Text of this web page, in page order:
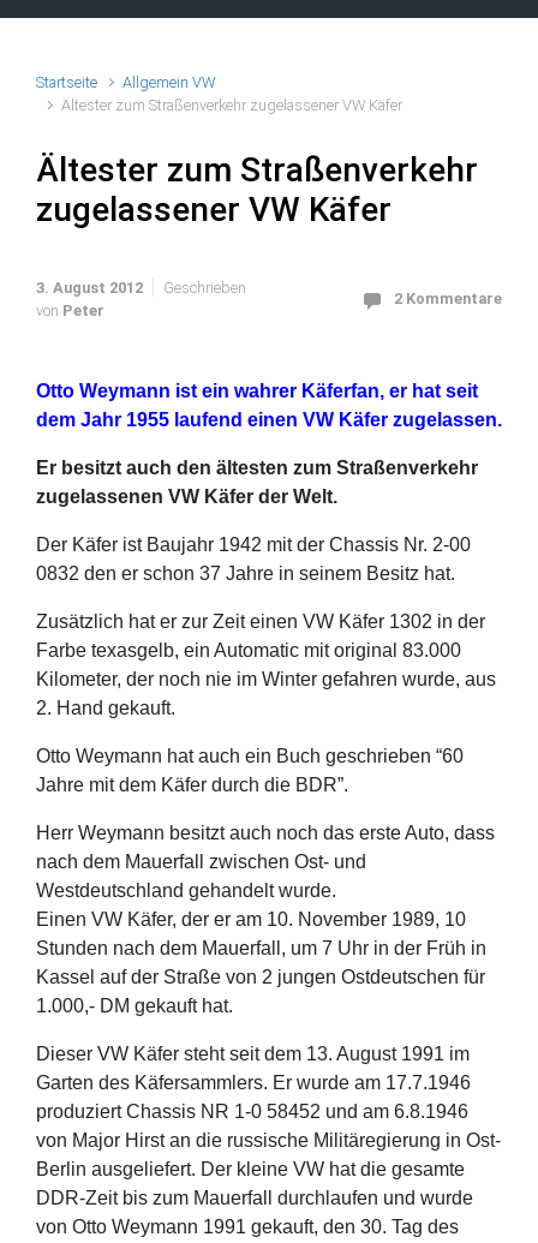
Startseite
Allgemein VW
Ältester zum Straßenverkehr zugelassener VW Käfer
Ältester zum Straßenverkehr
zugelassener VW Käfer
3. August 2012
Geschrieben
von Peter
2 Kommentare
Otto Weymann ist ein wahrer Käferfan, er hat seit
dem Jahr 1955 laufend einen VW Käfer zugelassen.
Er besitzt auch den ältesten zum Straßenverkehr
zugelassenen VW Käfer der Welt.
Der Käfer ist Baujahr 1942 mit der Chassis Nr. 2-00
0832 den er schon 37 Jahre in seinem Besitz hat.
Zusätzlich hat er zur Zeit einen VW Käfer 1302 in der
Farbe texasgelb, ein Automatic mit original 83.000
Kilometer, der noch nie im Winter gefahren wurde, aus
2. Hand gekauft.
Otto Weymann hat auch ein Buch geschrieben “60
Jahre mit dem Käfer durch die BDR”.
Herr Weymann besitzt auch noch das erste Auto, dass
nach dem Mauerfall zwischen Ost- und
Westdeutschland gehandelt wurde.
Einen VW Käfer, der er am 10. November 1989, 10
Stunden nach dem Mauerfall, um 7 Uhr in der Früh in
Kassel auf der Straße von 2 jungen Ostdeutschen für
1.000,- DM gekauft hat.
Dieser VW Käfer steht seit dem 13. August 1991 im
Garten des Käfersammlers. Er wurde am 17.7.1946
produziert Chassis NR 1-0 58452 und am 6.8.1946
von Major Hirst an die russische Militäregierung in Ost-
Berlin ausgeliefert. Der kleine VW hat die gesamte
DDR-Zeit bis zum Mauerfall durchlaufen und wurde
von Otto Weymann 1991 gekauft, den 30. Tag des